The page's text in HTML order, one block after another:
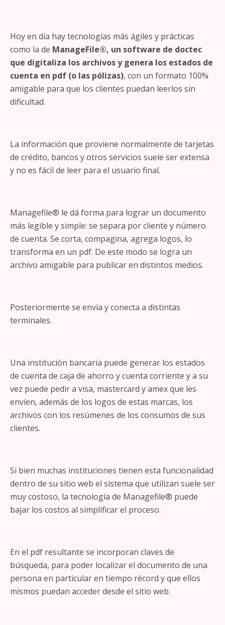
Hoy en día hay tecnologías más ágiles y prácticas
como la de ManageFile®, un software de doctec
que digitaliza los archivos y genera los estados de
cuenta en pdf (o las pólizas), con un formato 100%
amigable para que los clientes puedan leerlos sin
dificultad.
La información que proviene normalmente de tarjetas
de crédito, bancos y otros servicios suele ser extensa
y no es fácil de leer para el usuario final.
Managefile® le dá forma para lograr un documento
más legible y simple: se separa por cliente y número
de cuenta. Se corta, compagina, agrega logos, lo
transforma en un pdf. De este modo se logra un
archivo amigable para publicar en distintos medios.
Posteriormente se envía y conecta a distintas
terminales.
Una institución bancaria puede generar los estados
de cuenta de caja de ahorro y cuenta corriente y a su
vez puede pedir a visa, mastercard y amex que les
envíen, además de los logos de estas marcas, los
archivos con los resúmenes de los consumos de sus
clientes.
Si bien muchas instituciones tienen esta funcionalidad
dentro de su sitio web el sistema que utilizan suele ser
muy costoso, la tecnología de Managefile® puede
bajar los costos al simplificar el proceso.
En el pdf resultante se incorporan claves de
búsqueda, para poder localizar el documento de una
persona en particular en tiempo récord y que ellos
mismos puedan acceder desde el sitio web.